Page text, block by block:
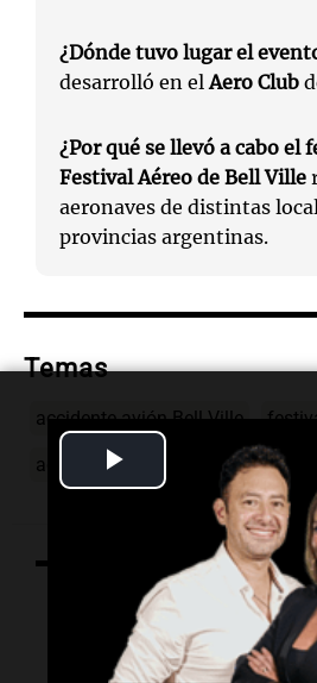
Video
¿Dónde tuvo lugar el
desarrolló en elAero Club
¿Por qué se llevó a cabo el
Festival Aéreo de Bell Ville
aeronaves de distintas
provincias argentinas.
Temas
accidente avión Bell Ville
acrobacias aeronaves saldo
Lo